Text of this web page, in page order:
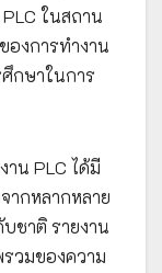
ในสถาน
องการทำงาน
กษาในการ
น PLC ได้มี
ากหลากหลาย
ชาติ รายงาน
วมของความ